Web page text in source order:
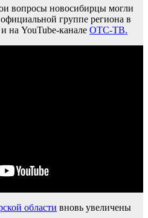
вопросы новосибирцы могли
группе региона в
на YouTube-канале ОТС-ТВ.
области вновь увеличены